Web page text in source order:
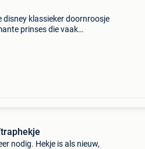
disney klassieker doornroosje
prinses die vaak
nodig. Hekje is als nieuw,